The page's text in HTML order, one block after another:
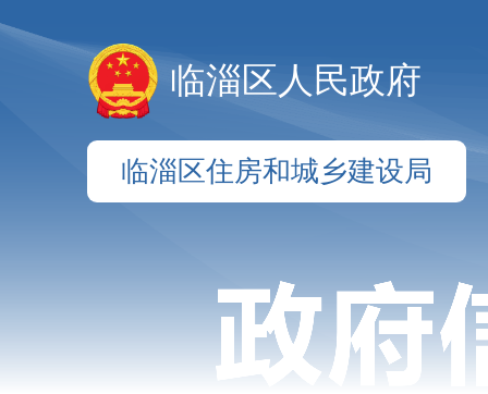
临淄区人民政府
临淄区住房和城乡建设局